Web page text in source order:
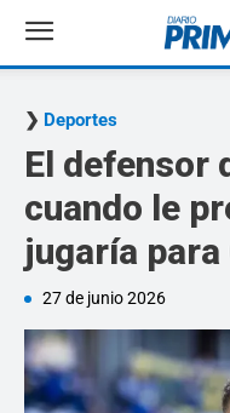
Deportes
El defensor
cuando le
jugaría para
27 de junio 2026